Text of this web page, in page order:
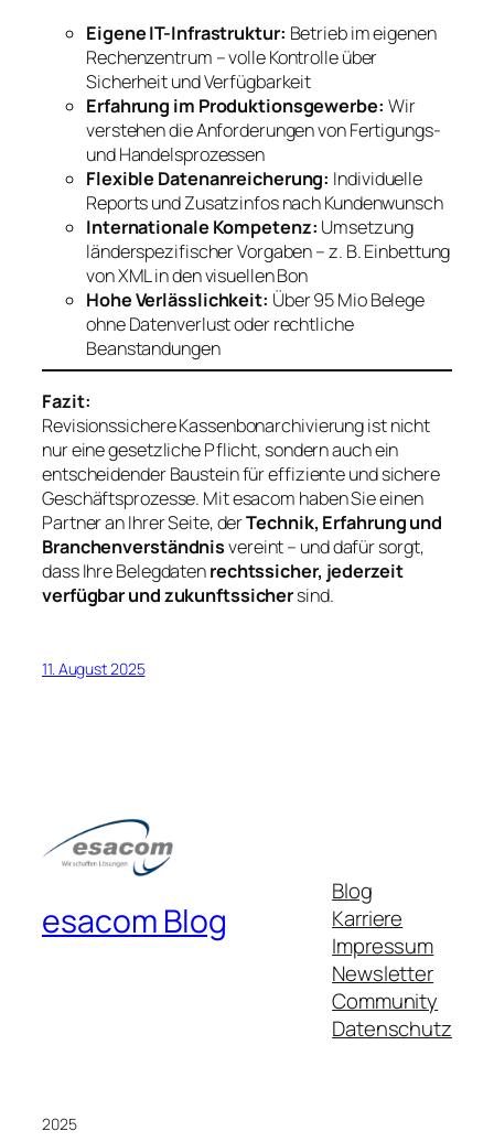
Eigene IT-Infrastruktur: Betrieb im eigenen
Rechenzentrum – volle Kontrolle über
Sicherheit und Verfügbarkeit
Erfahrung im Produktionsgewerbe: Wir
verstehen die Anforderungen von Fertigungs-
und Handelsprozessen
Flexible Datenanreicherung: Individuelle
Reports und Zusatzinfos nach Kundenwunsch
Internationale Kompetenz: Umsetzung
länderspezifischer Vorgaben – z. B. Einbettung
von XML in den visuellen Bon
Hohe Verlässlichkeit: Über 95 Mio Belege
ohne Datenverlust oder rechtliche
Beanstandungen
Fazit:
Revisionssichere Kassenbonarchivierung ist nicht
nur eine gesetzliche Pflicht, sondern auch ein
entscheidender Baustein für effiziente und sichere
Geschäftsprozesse. Mit esacom haben Sie einen
Partner an Ihrer Seite, derTechnik, Erfahrung und
Branchenverständnisvereint – und dafür sorgt,
dass Ihre Belegdatenrechtssicher, jederzeit
verfügbar und zukunftssichersind.
11. August 2025
esacom Blog
Blog
Karriere
Impressum
Newsletter
Community
Datenschutz
2025